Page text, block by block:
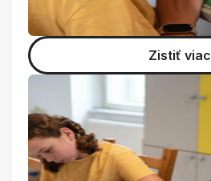
Zistiť viac